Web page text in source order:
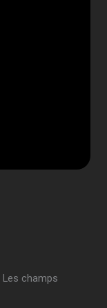
Les champs